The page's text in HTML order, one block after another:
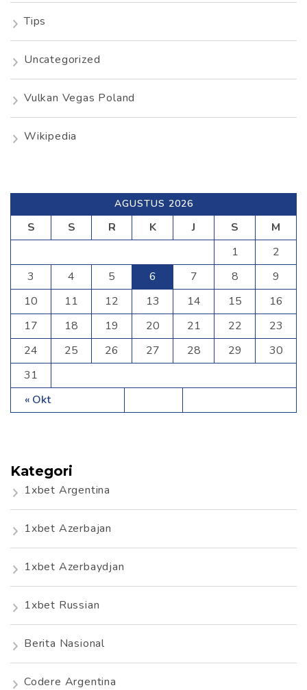
Tips
Uncategorized
Vulkan Vegas Poland
Wikipedia
AGUSTUS 2026
S S R K J S
M
1
2
3
4 5 6 7 8
9
10
11 12 13 14 15
16
17
18 19 20 21 22
23
24
25 26 27 28 29
30
31
« Okt
Kategori
1xbet Argentina
1xbet Azerbajan
1xbet Azerbaydjan
1xbet Russian
Berita Nasional
Codere Argentina